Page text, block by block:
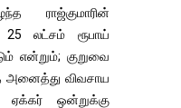
ராஜ்குமாரின்
25 லட்சம் ரூபாய்
என்றும்; குறுவை
அனைத்து விவசாய
ஏக்கர் ஒன்றுக்கு